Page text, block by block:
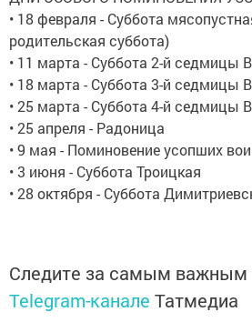
• 18 февраля - Суббота
родительская суббота)
• 11 марта - Суббота 2-й седмицы
• 18 марта - Суббота 3-й седмицы
• 25 марта - Суббота 4-й седмицы
• 25 апреля - Радоница
• 9 мая - Поминовение усопших
• 3 июня - Суббота Троицкая
• 28 октября - Суббота
Следите за самым важным
Telegram-канале Татмедиа